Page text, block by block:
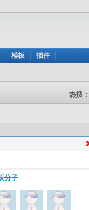
模板 插件
热搜：
lin_hui_5
2010-08-10 08:43